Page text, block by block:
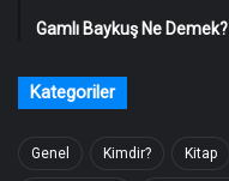
Gamlı Baykuş Ne Demek?
Kategoriler
Genel Kimdir? Kitap